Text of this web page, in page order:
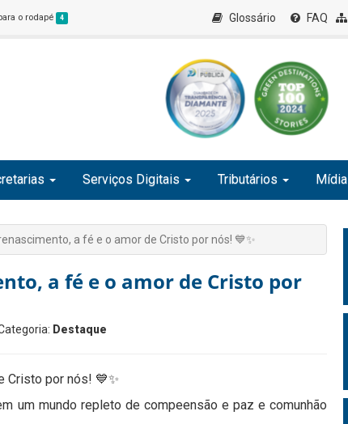
o rodapé 4 Glossário FAQ
Serviços Digitais Tributários Mídia
a fé e o amor de Cristo por nós! 💙✨
a fé e o amor de Cristo por
Categoria: Destaque
Cristo por nós! 💙✨
um mundo repleto de compeensão e paz e comunhão